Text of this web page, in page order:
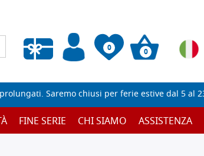
0
vuota
0
Saremo chiusi per ferie estive dal 5 al
FINE SERIE CHI SIAMO ASSISTENZA